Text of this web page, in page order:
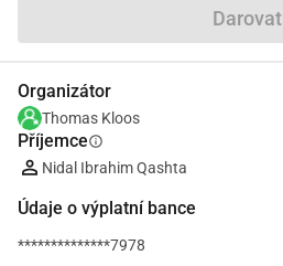
Darovat
Organizátor
Thomas Kloos
Příjemceinfo
Nidal Ibrahim Qashta
Údaje o výplatní bance
**************7978